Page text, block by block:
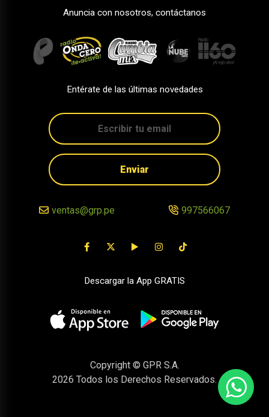
Anuncia con nosotros, contáctanos
Entérate de las últimas novedades
Enviar
ventas@grp.pe 997566067
Descargar la App GRATIS
Copyright © GPR S.A.
2026 Todos los Derechos Reservados.